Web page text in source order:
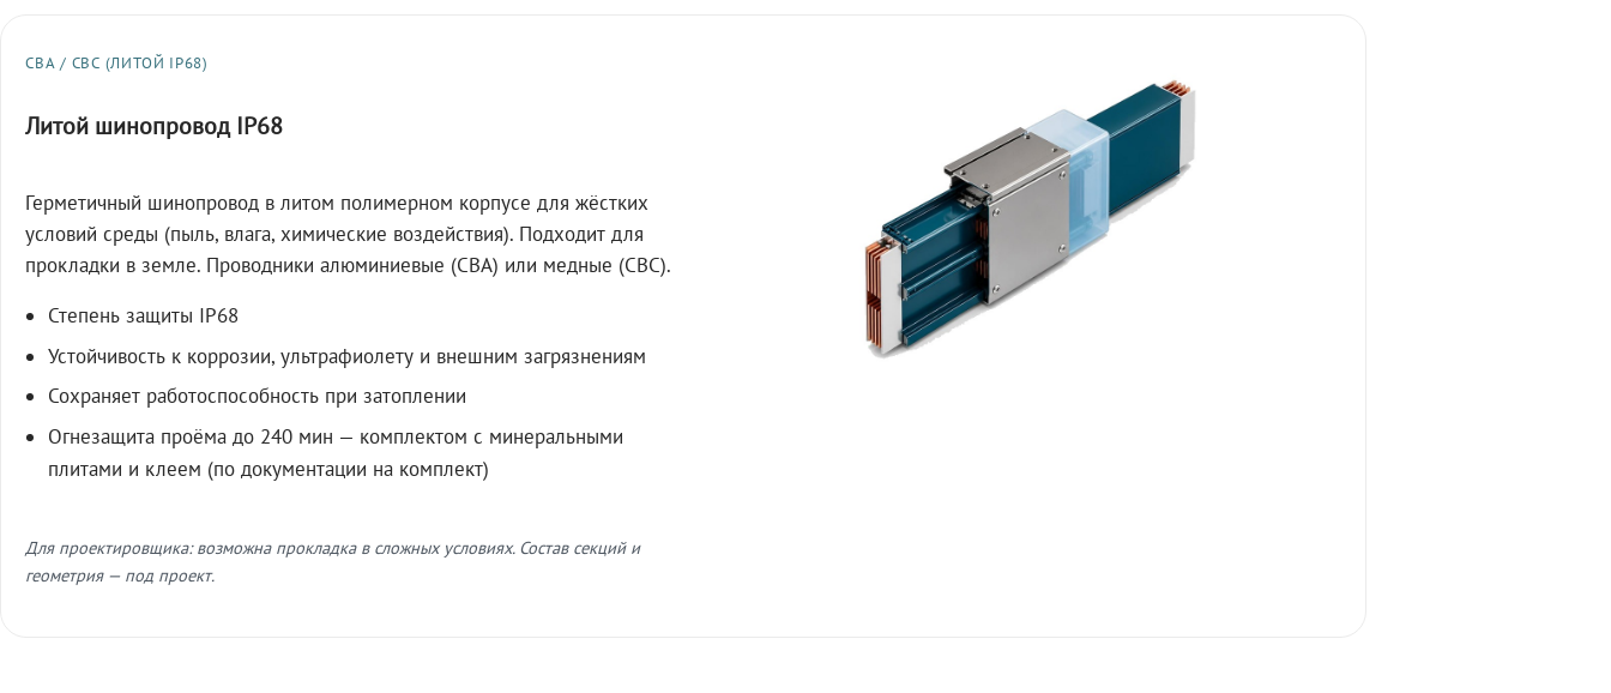
СВА / СВС (ЛИТОЙ IP68)
Литой шинопровод IP68
Герметичный шинопровод в литом полимерном корпусе для жёстких
условий среды (пыль, влага, химические воздействия). Подходит для
прокладки в земле. Проводники алюминиевые (СВА) или медные (СВС).
Степень защиты IP68
Устойчивость к коррозии, ультрафиолету и внешним загрязнениям
Сохраняет работоспособность при затоплении
Огнезащита проёма до 240 мин — комплектом с минеральными
плитами и клеем (по документации на комплект)
Для проектировщика: возможна прокладка в сложных условиях. Состав секций и
геометрия — под проект.